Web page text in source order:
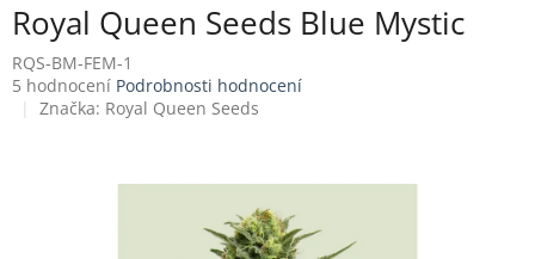
Royal Queen Seeds Blue Mystic
RQS-BM-FEM-1
Průměrné
hodnocení
5 hodnocení Podrobnosti hodnocení
Značka: Royal Queen Seeds